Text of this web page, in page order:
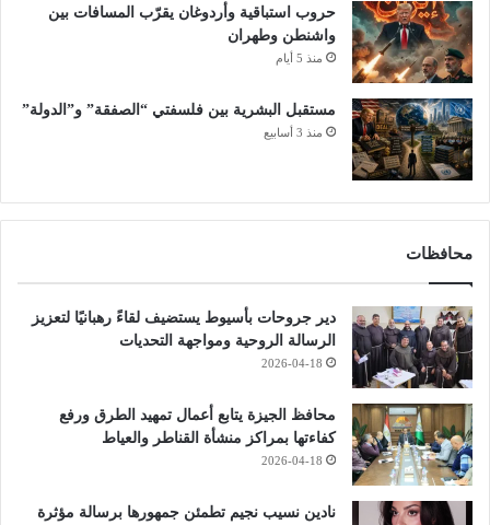
حروب استباقية وأردوغان يقرّب المسافات بين
واشنطن وطهران
منذ 5 أيام
مستقبل البشرية بين فلسفتي “الصفقة” و”الدولة”
منذ 3 أسابيع
محافظات
دير جروحات بأسيوط يستضيف لقاءً رهبانيًا لتعزيز
الرسالة الروحية ومواجهة التحديات
2026-04-18
محافظ الجيزة يتابع أعمال تمهيد الطرق ورفع
كفاءتها بمراكز منشأة القناطر والعياط
2026-04-18
نادين نسيب نجيم تطمئن جمهورها برسالة مؤثرة